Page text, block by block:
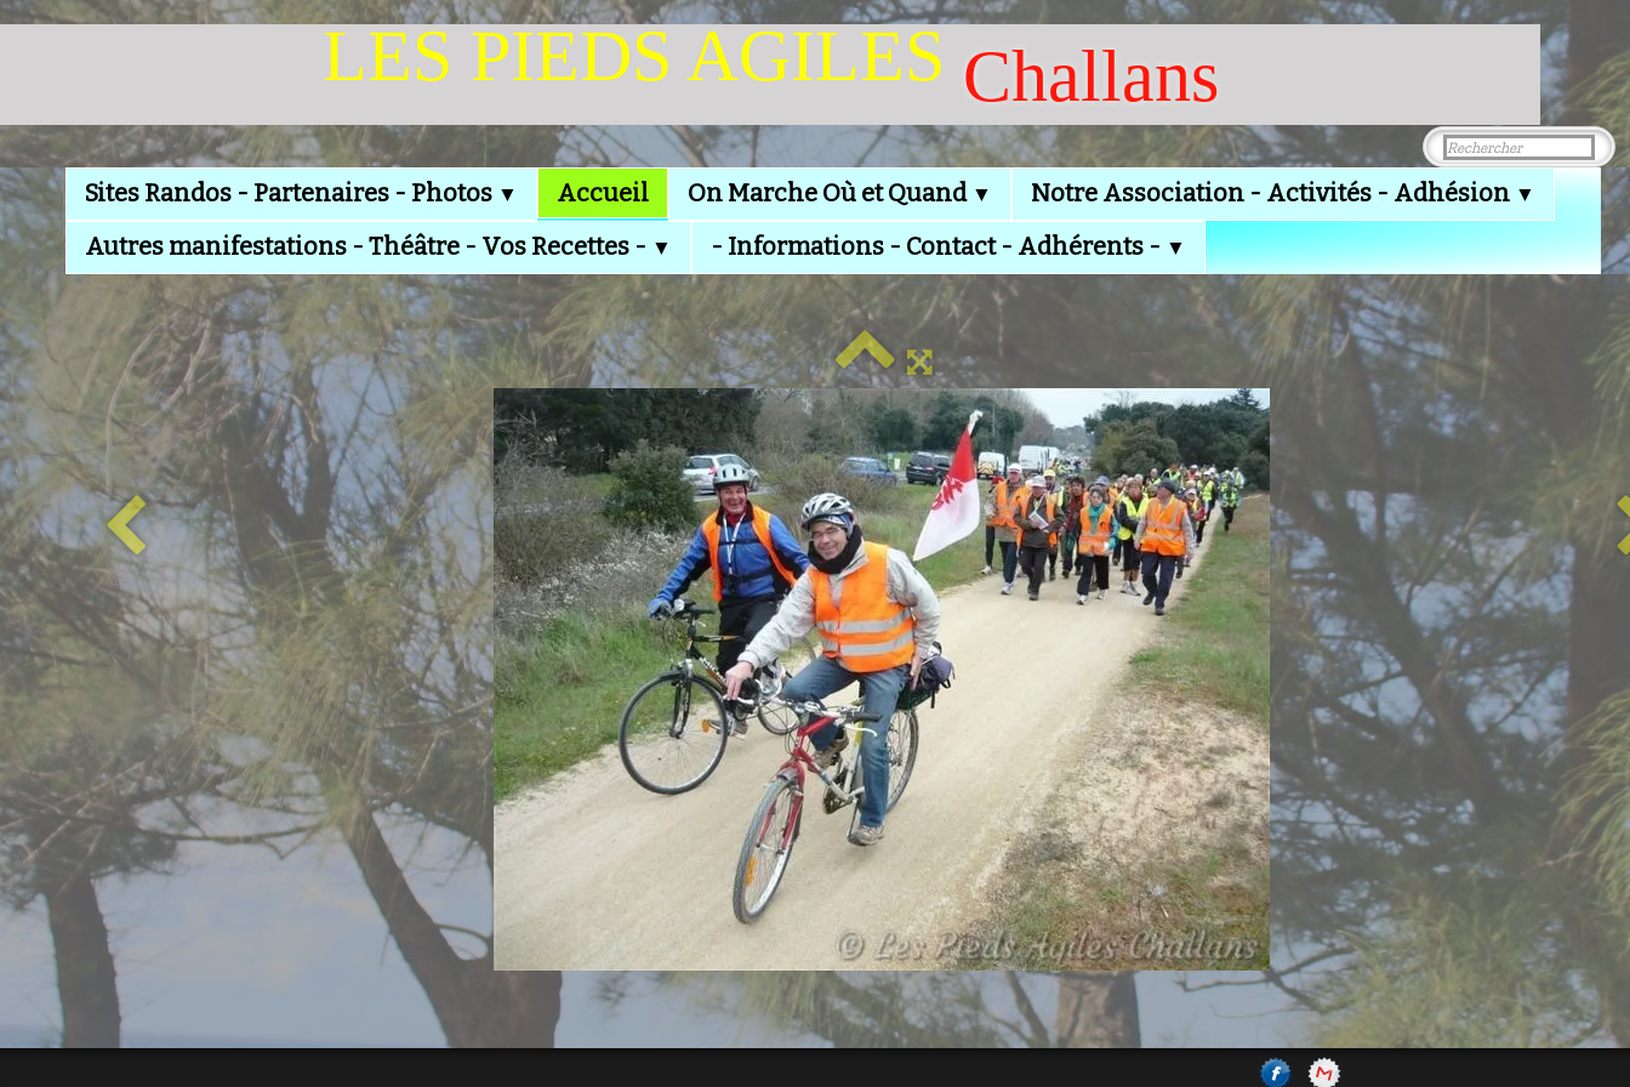
LES PIEDS AGILES Challans
Sites Randos - Partenaires - Photos ▼ Accueil On Marche Où et Quand ▼ Notre Association - Activités - Adhésion ▼
Autres manifestations - Théâtre - Vos Recettes - ▼ - Informations - Contact - Adhérents - ▼